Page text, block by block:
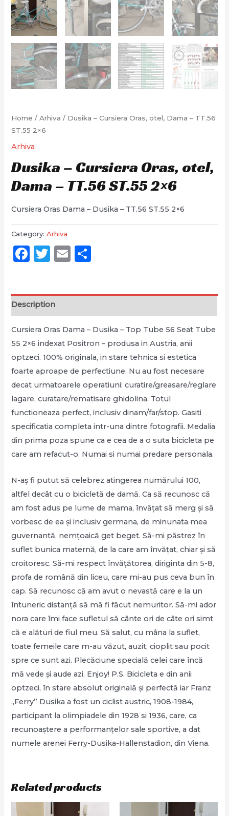
Home /Arhiva / Dusika – Cursiera Oras, otel, Dama – TT.56
ST.55 2×6
Arhiva
Dusika – Cursiera Oras, otel,
Dama – TT.56 ST.55 2×6
Cursiera Oras Dama – Dusika – TT.56 ST.55 2×6
Category:Arhiva
Facebook
Twitter
Email
Description
Cursiera Oras Dama – Dusika – Top Tube 56 Seat Tube
55 2×6 indexat Positron – produsa in Austria, anii
optzeci. 100% originala, in stare tehnica si estetica
foarte aproape de perfectiune. Nu au fost necesare
decat urmatoarele operatiuni: curatire/greasare/reglare
lagare, curatare/rematisare ghidolina. Totul
functioneaza perfect, inclusiv dinam/far/stop. Gasiti
specificatia completa intr-una dintre fotografii. Medalia
din prima poza spune ca e cea de a o suta bicicleta pe
care am refacut-o. Numai si numai predare personala.
N-aș fi putut să celebrez atingerea numărului 100,
altfel decât cu o bicicletă de damă. Ca să recunosc că
am fost adus pe lume de mama, învățat să merg și să
vorbesc de ea și inclusiv germana, de minunata mea
guvernantă, nemțoaică get beget. Să-mi păstrez în
suflet bunica maternă, de la care am învățat, chiar și să
croitoresc. Să-mi respect învățătorea, diriginta din 5-8,
profa de română din liceu, care mi-au pus ceva bun în
cap. Să recunosc că am avut o nevastă care e la un
întuneric distanță să mă fi făcut nemuritor. Să-mi ador
nora care îmi face sufletul să cânte ori de câte ori simt
că e alături de fiul meu. Să salut, cu mâna la suflet,
toate femeile care m-au văzut, auzit, cioplit sau pocit
spre ce sunt azi. Plecăciune specială celei care încă
mă vede și aude azi. Enjoy! P.S. Bicicleta e din anii
optzeci, în stare absolut originală și perfectă iar Franz
„Ferry” Dusika a fost un ciclist austric, 1908-1984,
participant la olimpiadele din 1928 si 1936, care, ca
recunoaștere a performanțelor sale sportive, a dat
numele arenei Ferry-Dusika-Hallenstadion, din Viena.
Related products